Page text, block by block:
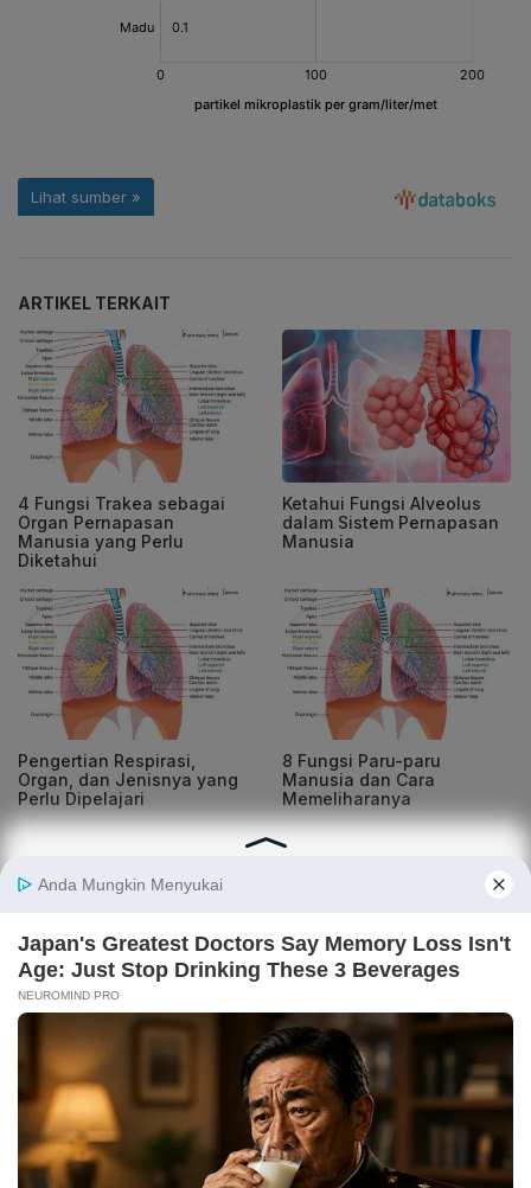
ARTIKEL TERKAIT
4 Fungsi Trakea sebagai
Organ Pernapasan
Manusia yang Perlu
Diketahui
Ketahui Fungsi Alveolus
dalam Sistem Pernapasan
Manusia
Pengertian Respirasi,
Organ, dan Jenisnya yang
Perlu Dipelajari
8 Fungsi Paru-paru
Manusia dan Cara
Memeliharanya